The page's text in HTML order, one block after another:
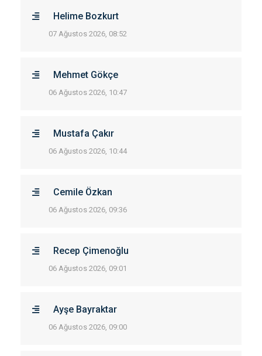
Helime Bozkurt
07 Ağustos 2026, 08:52
Mehmet Gökçe
06 Ağustos 2026, 10:47
Mustafa Çakır
06 Ağustos 2026, 10:44
Cemile Özkan
06 Ağustos 2026, 09:36
Recep Çimenoğlu
06 Ağustos 2026, 09:01
Ayşe Bayraktar
06 Ağustos 2026, 09:00